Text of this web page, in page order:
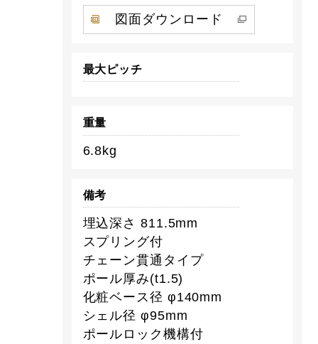
図面ダウンロード
最大ピッチ
重量
6.8kg
備考
埋込深さ 811.5mm
スプリング付
チェーン貫通タイプ
ポール厚み(t1.5)
化粧ベース径 φ140mm
シェル径 φ95mm
ポールロック機構付